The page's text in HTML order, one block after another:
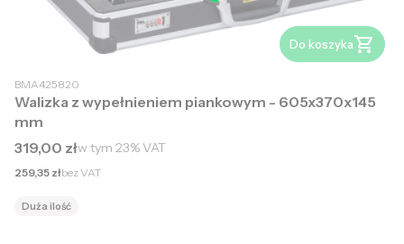
Do koszyka
BMA425820
Walizka z wypełnieniem piankowym - 605x370x145
mm
Cena brutto
319,00 złw tym 23%VAT
Cena netto
259,35 złbez VAT
Duża ilość